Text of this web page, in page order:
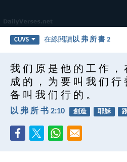
CUVS 在線閱讀以 弗 所 書 2
我 们 原 是 他 的 工 作 ，
成 的 ， 为 要 叫 我 们 行
备 叫 我 们 行 的 。
以 弗 所 书 2:10 創造 耶穌